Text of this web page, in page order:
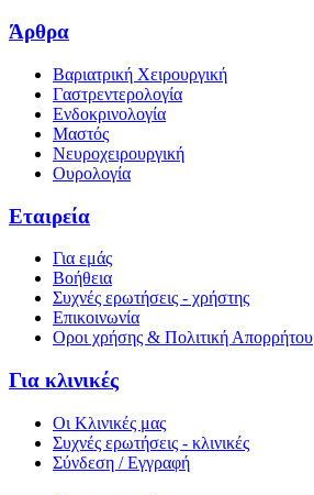
Άρθρα
Βαριατρική Χειρουργική
Γαστρεντερολογία
Ενδοκρινολογία
Μαστός
Νευροχειρουργική
Ουρολογία
Εταιρεία
Για εμάς
Βοήθεια
Συχνές ερωτήσεις - χρήστης
Επικοινωνία
Οροι χρήσης & Πολιτική Απορρήτου
Για κλινικές
Οι Κλινικές μας
Συχνές ερωτήσεις - κλινικές
Σύνδεση / Εγγραφή